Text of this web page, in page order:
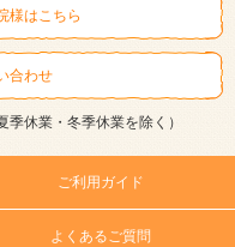
様はこちら
合わせ
季休業・冬季休業を除く）
ご利用ガイド
よくあるご質問